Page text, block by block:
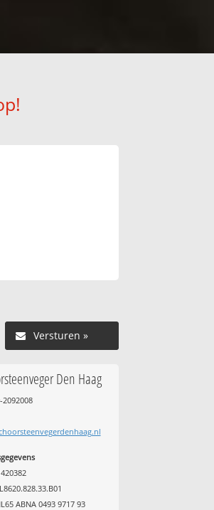
Versturen »
Den Haag
2092008
ABNA 0493 9717 93